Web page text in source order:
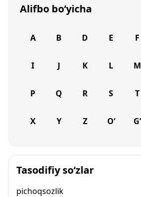
Alifbo bo‘yicha
A B D E F
I J K L M
P Q R S T
X Y Z O‘ G‘
Tasodifiy so‘zlar
pichoqsozlik